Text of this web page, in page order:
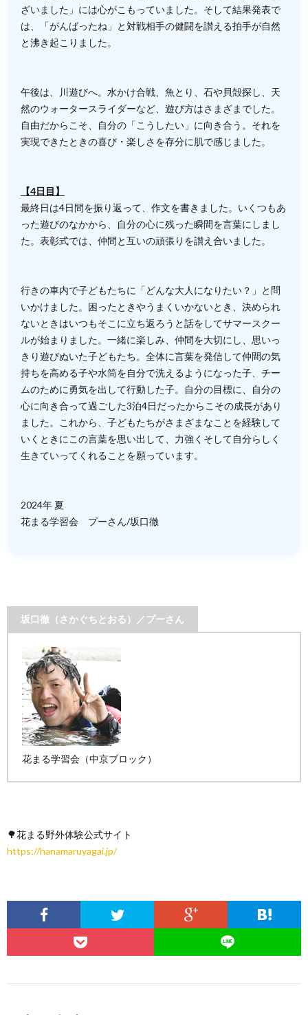
ざいました」には心がこもっていました。そして結果発表で
は、「がんばったね」と対戦相手の健闘を讃える拍手が自然
と沸き起こりました。
午後は、川遊びへ。水かけ合戦、魚とり、石や貝殻探し、天
然のウォータースライダーなど、遊び方はさまざまでした。
自由だからこそ、自分の「こうしたい」に向き合う。それを
実現できたときの喜び・楽しさを存分に肌で感じました。
【4日目】
最終日は4日間を振り返って、作文を書きました。いくつもあ
った遊びのなかから、自分の心に残った瞬間を言葉にしまし
た。表彰式では、仲間と互いの頑張りを讃え合いました。
行きの車内で子どもたちに「どんな大人になりたい？」と問
いかけました。困ったときやうまくいかないとき、決められ
ないときはいつもそこに立ち返ろうと話をしてサマースクー
ルが始まりました。一緒に楽しみ、仲間を大切にし、思いっ
きり遊びぬいた子どもたち。全体に言葉を発信して仲間の気
持ちを高める子や水筒を自分で洗えるようになった子、チー
ムのために勇気を出して行動した子。自分の目標に、自分の
心に向き合って過ごした3泊4日だったからこその成長があり
ました。これから、子どもたちがさまざまなことを経験して
いくときにこの言葉を思い出して、力強くそして自分らしく
生きていってくれることを願っています。
2024年 夏
花まる学習会 プーさん/坂口徹
坂口徹（さかぐちとおる）／プーさん
花まる学習会（中京ブロック）
🌳花まる野外体験公式サイト
https://hanamaruyagai.jp/